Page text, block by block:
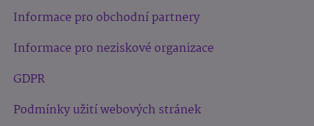
Informace pro obchodní partnery
Informace pro neziskové organizace
GDPR
Podmínky užití webových stránek